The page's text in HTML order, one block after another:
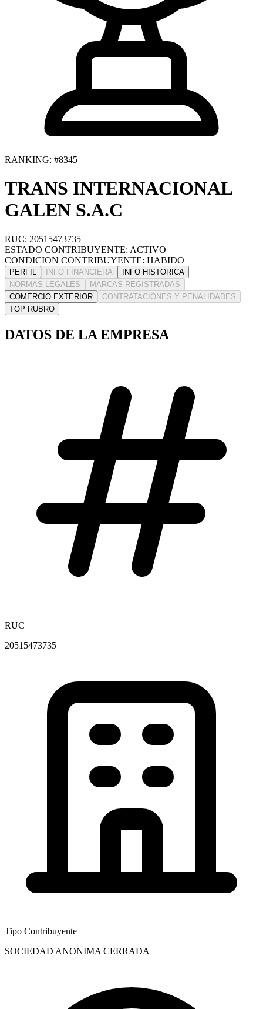
RANKING: #8345
TRANS INTERNACIONAL
GALEN S.A.C
RUC: 20515473735
ESTADO CONTRIBUYENTE: ACTIVO
CONDICION CONTRIBUYENTE: HABIDO
PERFIL INFO FINANCIERA
INFO HISTORICA
NORMAS LEGALES
MARCAS REGISTRADAS
COMERCIO EXTERIOR
CONTRATACIONES Y PENALIDADES
TOP RUBRO
DATOS DE LA EMPRESA
RUC
20515473735
Tipo Contribuyente
SOCIEDAD ANONIMA CERRADA